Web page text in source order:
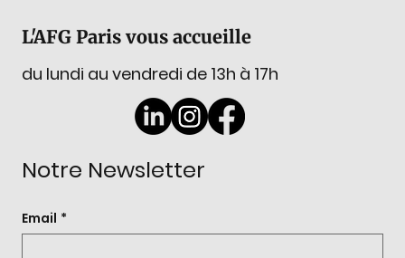
L'AFG Paris vous accueille
du lundi au vendredi de 13h à 17h
Notre Newsletter
Email *